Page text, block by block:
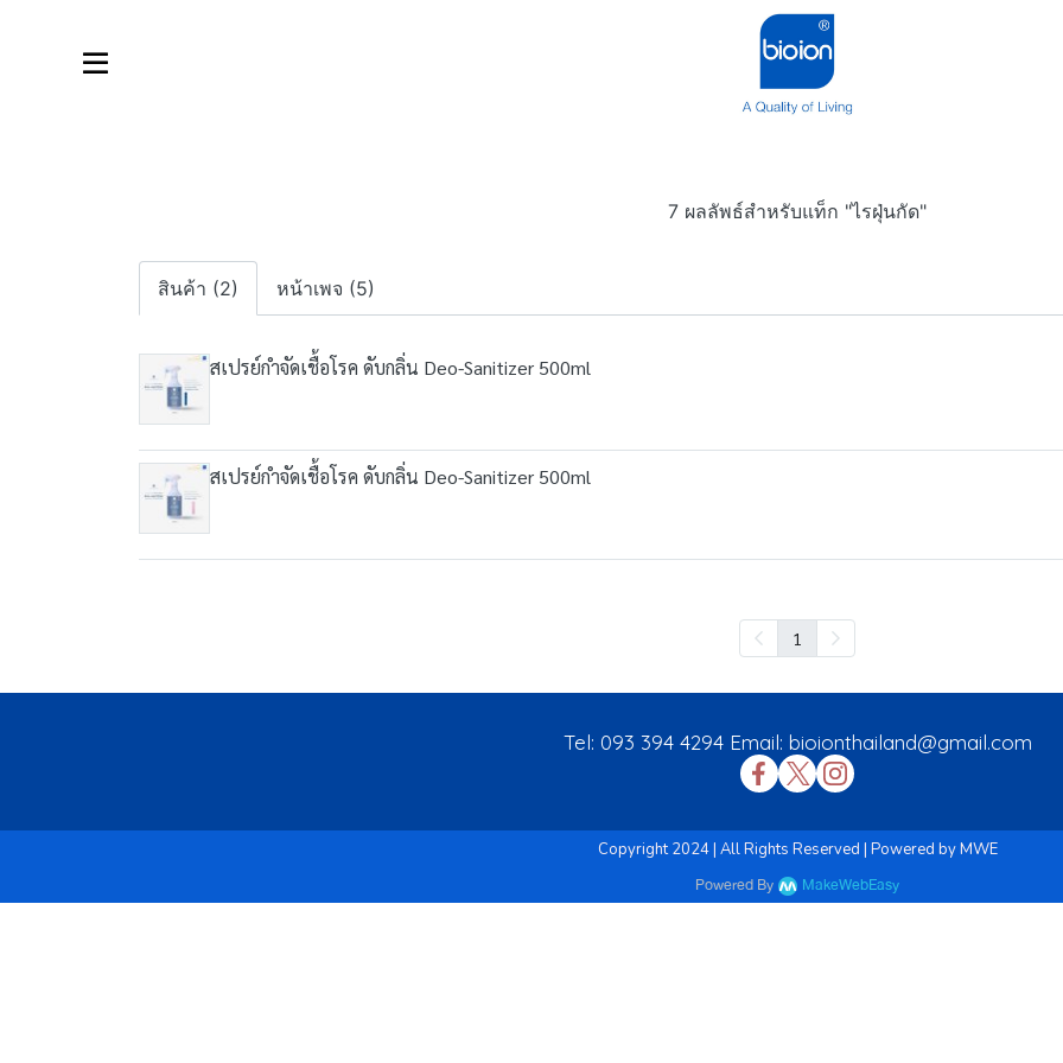
7 ผลลัพธ์สำหรับแท็ก "ไรฝุ่นกัด"
สินค้า (2) หน้าเพจ (5)
สเปรย์กำจัดเชื้อโรค ดับกลิ่น Deo-Sanitizer 500ml
สเปรย์กำจัดเชื้อโรค ดับกลิ่น Deo-Sanitizer 500ml
1
Tel: 093 394 4294 Email: bioionthailand@gmail.com
Copyright 2024 | All Rights Reserved | Powered by MWE
Powered By MakeWebEasy